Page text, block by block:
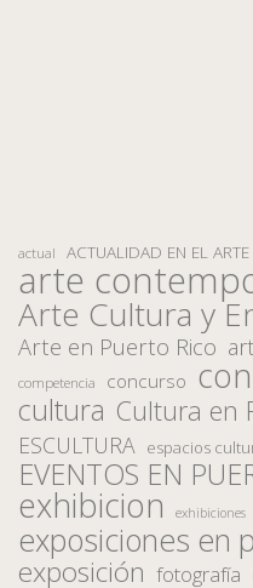
actual ACTUALIDAD EN EL ARTE
arte
Arte Cultura y
Arte en Puerto Rico
competencia concurso
cultura Cultura en
ESCULTURA espacios
EVENTOS EN
exhibicion exhibiciones
exposiciones en
exposición fotografía